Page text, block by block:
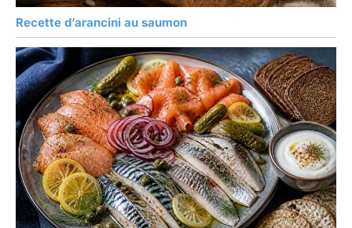
Recette d’arancini au saumon